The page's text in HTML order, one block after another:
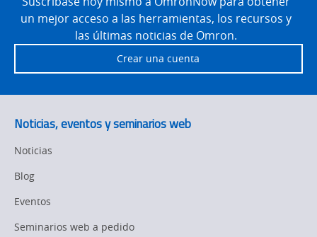
Power
OPC
Industrial
page.
Power
OPC
UA
in
Industrial
Automation
un mejor acceso a las herramientas, los recursos y
las últimas noticias de Omron.
Crear una cuenta
Noticias, eventos y seminarios web
Noticias
Blog
Eventos
Seminarios web a pedido